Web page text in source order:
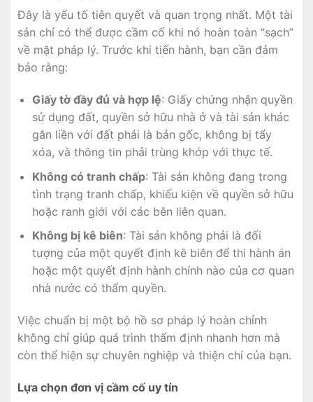
Đây là yếu tố tiên quyết và quan trọng nhất. Một tài
sản chỉ có thể được cầm cố khi nó hoàn toàn “sạch”
về mặt pháp lý. Trước khi tiến hành, bạn cần đảm
bảo rằng:
Giấy tờ đầy đủ và hợp lệ: Giấy chứng nhận quyền
sử dụng đất, quyền sở hữu nhà ở và tài sản khác
gắn liền với đất phải là bản gốc, không bị tẩy
xóa, và thông tin phải trùng khớp với thực tế.
Không có tranh chấp: Tài sản không đang trong
tình trạng tranh chấp, khiếu kiện về quyền sở hữu
hoặc ranh giới với các bên liên quan.
Không bị kê biên: Tài sản không phải là đối
tượng của một quyết định kê biên để thi hành án
hoặc một quyết định hành chính nào của cơ quan
nhà nước có thẩm quyền.
Việc chuẩn bị một bộ hồ sơ pháp lý hoàn chỉnh
không chỉ giúp quá trình thẩm định nhanh hơn mà
còn thể hiện sự chuyên nghiệp và thiện chí của bạn.
Lựa chọn đơn vị cầm cố uy tín